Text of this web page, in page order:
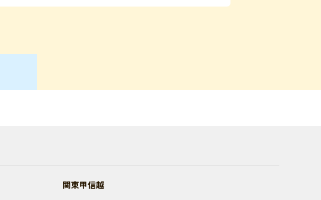
関東甲信越